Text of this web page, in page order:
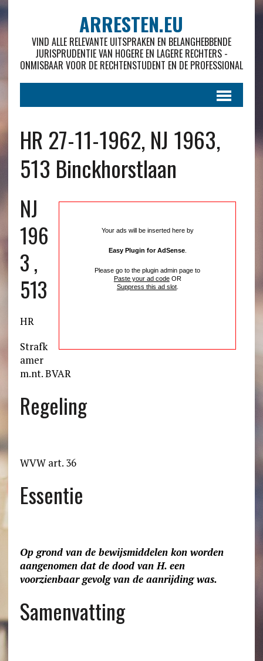
ARRESTEN.EU
VIND ALLE RELEVANTE UITSPRAKEN EN BELANGHEBBENDE
JURISPRUDENTIE VAN HOGERE EN LAGERE RECHTERS -
ONMISBAAR VOOR DE RECHTENSTUDENT EN DE PROFESSIONAL
HR 27-11-1962, NJ 1963,
513 Binckhorstlaan
Your ads will be inserted here by
Easy Plugin for AdSense.
Please go to the plugin admin page to
Paste your ad codeOR
Suppress this ad slot.
NJ
196
3 ,
513
HR
Strafk
amer
m.nt. BVAR
Regeling
WVW art. 36
Essentie
Op grond van de bewijsmiddelen kon worden
aangenomen dat de dood van H. een
voorzienbaar gevolg van de aanrijding was.
Samenvatting